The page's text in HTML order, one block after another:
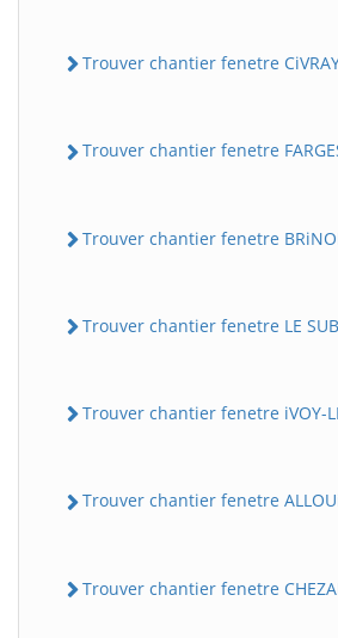
Trouver chantier fenetre
Trouver chantier fenetre
Trouver chantier fenetre
Trouver chantier fenetre LE
Trouver chantier fenetre iVOY-
Trouver chantier fenetre
Trouver chantier fenetre